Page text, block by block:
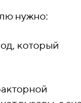
нужно:
который